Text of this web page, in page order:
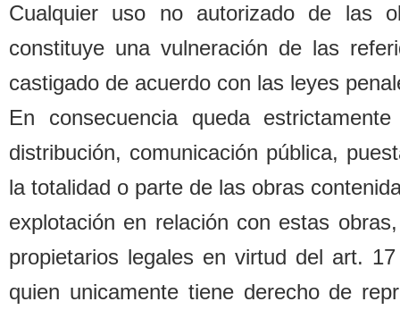
Cualquier uso no autorizado de las o
constituye una vulneración de las
castigado de acuerdo con las leyes
En consecuencia queda
distribución, comunicación pública,
la totalidad o parte de las obras
explotación en relación con estas ob
propietarios legales en virtud del art.
quien unicamente tiene derecho de